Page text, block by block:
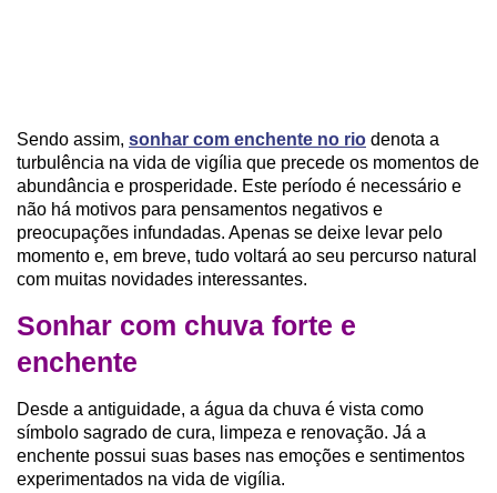
Sendo assim, sonhar com enchente no rio denota a
turbulência na vida de vigília que precede os momentos de
abundância e prosperidade. Este período é necessário e
não há motivos para pensamentos negativos e
preocupações infundadas. Apenas se deixe levar pelo
momento e, em breve, tudo voltará ao seu percurso natural
com muitas novidades interessantes.
Sonhar com chuva forte e
enchente
Desde a antiguidade, a água da chuva é vista como
símbolo sagrado de cura, limpeza e renovação. Já a
enchente possui suas bases nas emoções e sentimentos
experimentados na vida de vigília.